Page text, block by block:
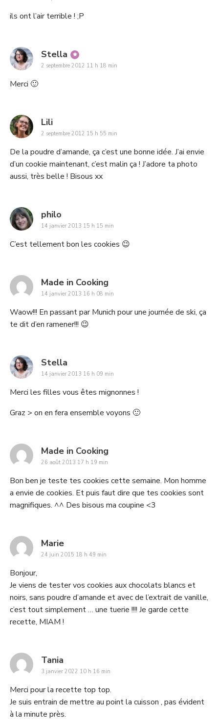
ils ont l’air terrible ! ;P
Stella says:
2 septembre 2012 11 h 18 min
Merci 🙂
Lilisays:
2 septembre 2012 15 h 55 min
De la poudre d’amande, ça c’est une bonne idée. J’ai envie
d’un cookie maintenant, c’est malin ça ! J’adore ta photo
aussi, très belle ! Bisous xx
philo
14 janvier 2013 15 h 15 min
C’est tellement bon les cookies 😉
Made in Cooking
14 janvier 2013 16 h 08 min
Waow!!! En passant par Munich pour une journée de ski, ça
te dit d’en ramener!!! 😉
Stella
14 janvier 2013 16 h 09 min
Merci les filles vous êtes mignonnes !
Graz > on en fera ensemble voyons 🙂
Made in Cooking
26 août 2013 17 h 19 min
Bon ben je teste tes cookies cette semaine. Mon homme
a envie de cookies. Et puis faut dire que tes cookies sont
magnifiques. ^^ Des bisous ma coupine <3
Mariesays:
24 juin 2015 18 h 49 min
Bonjour,
Je viens de tester vos cookies aux chocolats blancs et
noirs, sans poudre d’amande et avec de l’extrait de vanille,
c’est tout simplement … une tuerie !!!! Je garde cette
recette, MIAM !
Tania
3 janvier 2022 10 h 16 min
Merci pour la recette top top.
Je suis entrain de mettre au point la cuisson , pas évident
à la minute près.